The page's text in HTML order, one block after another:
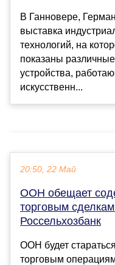
В Ганновере,
выставка
технологий, на
показаны
устройства,
искусственн...
20:50, 22 Май
ООН обещает
торговым
Россельхозбанк
ООН будет
торговым